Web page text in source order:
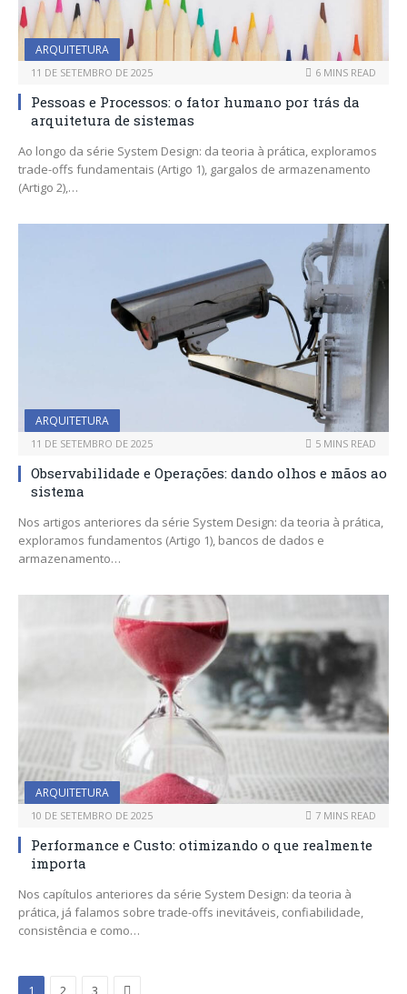
ARQUITETURA
11 DE SETEMBRO DE 2025 6 MINS READ
Pessoas e Processos: o fator humano por trás da
arquitetura de sistemas
Ao longo da série System Design: da teoria à prática, exploramos
trade-offs fundamentais (Artigo 1), gargalos de armazenamento
(Artigo 2),…
ARQUITETURA
11 DE SETEMBRO DE 2025 5 MINS READ
Observabilidade e Operações: dando olhos e mãos ao
sistema
Nos artigos anteriores da série System Design: da teoria à prática,
exploramos fundamentos (Artigo 1), bancos de dados e
armazenamento…
ARQUITETURA
10 DE SETEMBRO DE 2025 7 MINS READ
Performance e Custo: otimizando o que realmente
importa
Nos capítulos anteriores da série System Design: da teoria à
prática, já falamos sobre trade-offs inevitáveis, confiabilidade,
consistência e como…
1 2 3 Next